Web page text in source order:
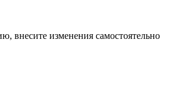
изменения самостоятельно